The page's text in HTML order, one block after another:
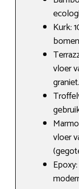
Kurk:
vloer
graniet.
vloer